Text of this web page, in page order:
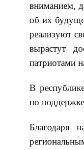
вниманием,
об их
реализуют
вырастут
патриотами
В
по
Благодаря